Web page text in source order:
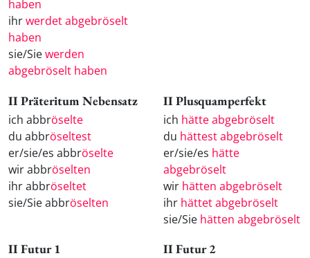
haben
ihrwerdet abgebröselt
haben
sie/Siewerden
abgebröselt haben
II Präteritum Nebensatz
ich abbröselte
du abbröseltest
er/sie/es abbröselte
wir abbröselten
ihr abbröseltet
sie/Sie abbröselten
II Plusquamperfekt
ich hätte abgebröselt
du hättest abgebröselt
er/sie/es hätte
abgebröselt
wir hätten abgebröselt
ihr hättet abgebröselt
sie/Sie hätten abgebröselt
II Futur 1 II Futur 2